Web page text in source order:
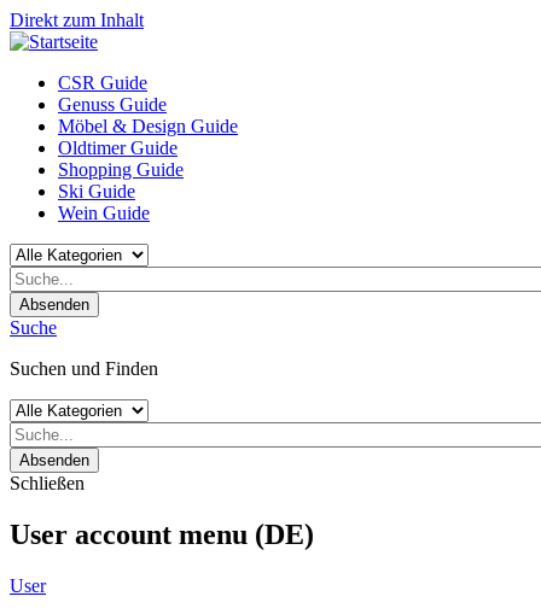
Direkt zum Inhalt
CSR Guide
Genuss Guide
Möbel & Design Guide
Oldtimer Guide
Shopping Guide
Ski Guide
Wein Guide
Absenden
Suche
Suchen und Finden
Absenden
Schließen
User account menu (DE)
User